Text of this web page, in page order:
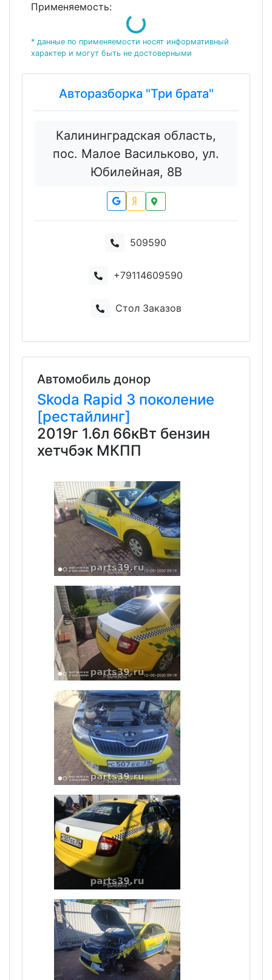
Применяемость:
Loading...
* данные по применяемости носят информативный
характер и могут быть не достоверными
Авторазборка "Три брата"
Калининградская область,
пос. Малое Васильково, ул.
Юбилейная, 8В
509590
+79114609590
Стол Заказов
Автомобиль донор
Skoda Rapid 3 поколение
[рестайлинг]
2019г 1.6л 66кВт бензин
хетчбэк МКПП